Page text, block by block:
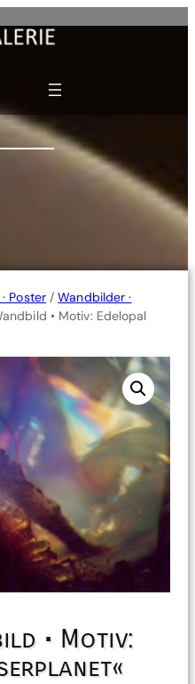
Poster/Wandbilder ·
• Motiv: Edelopal
• Motiv: